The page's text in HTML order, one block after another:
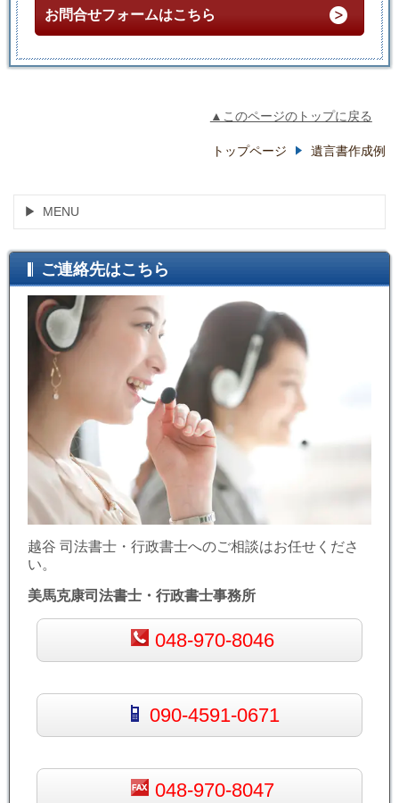
お問合せフォームはこちら
▲このページのトップに戻る
トップページ 遺言書作成例
MENU
ご連絡先はこちら
越谷 司法書士・行政書士へのご相談はお任せくださ
い。
美馬克康司法書士・行政書士事務所
048-970-8046
090-4591-0671
048-970-8047